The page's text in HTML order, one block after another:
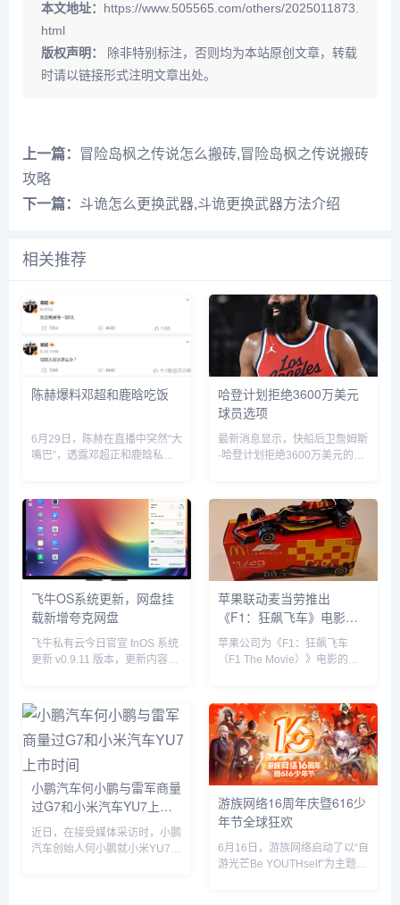
本文地址： https://www.505565.com/others/2025011873.
html
版权声明：
除非特别标注，否则均为本站原创文章，转载
时请以链接形式注明文章出处。
上一篇：
冒险岛枫之传说怎么搬砖,冒险岛枫之传说搬砖
攻略
下一篇： 斗诡怎么更换武器,斗诡更换武器方法介绍
相关推荐
陈赫爆料邓超和鹿晗吃饭
6月29日，陈赫在直播中突然“大
嘴巴”，透露邓超正和鹿晗私下
自己也去吃饭了”。没想到，当
天邓超就在微博发文回应：“反
正就是在一起呗”，配文简短却...
哈登计划拒绝3600万美元
球员选项
最新消息显示，快船后卫詹姆斯
·哈登计划拒绝3600万美元的球
飞牛OS系统更新，网盘挂
载新增夸克网盘
飞牛私有云今日官宣 fnOS 系统
更新 v0.9.11 版本，更新内容包
置、优化硬盘类型（HDD、
SSD）的识别等。飞牛 f...
苹果联动麦当劳推出
《F1：狂飙飞车》电影套
餐
苹果公司为《F1：狂飙飞车
（F1 The Movie）》电影的全
味合作，粉丝们可以购买 F1 主
题套餐，并把独家定制的迷你赛
车带回家。...
小鹏汽车何小鹏与雷军商量
过G7和小米汽车YU7上市
时间
近日，在接受媒体采访时，小鹏
汽车创始人何小鹏就小米YU7的
游族网络16周年庆暨616少
年节全球狂欢
6月16日，游族网络启动了以“自
游光芒Be YOUTHself”为主题的